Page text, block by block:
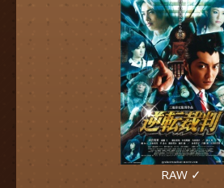
RAW ✓